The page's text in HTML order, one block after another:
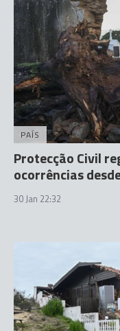
PAÍS
Protecção Civil
ocorrências
30 Jan 22:32